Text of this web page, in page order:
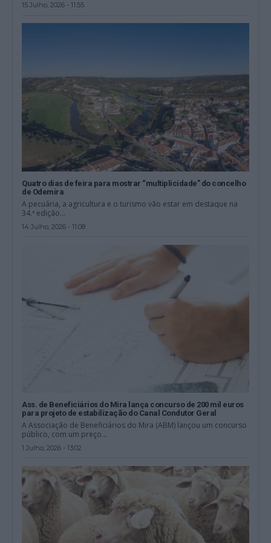
15 Julho, 2026 - 11:55
Quatro dias de feira para mostrar “multiplicidade” do concelho
de Odemira
A pecuária, a agricultura e o turismo vão estar em destaque na
34.ª edição...
14 Julho, 2026 - 11:08
Ass. de Beneficiários do Mira lança concurso de 200 mil euros
para projeto de estabilização do Canal Condutor Geral
A Associação de Beneficiários do Mira (ABM) lançou um concurso
público, com um preço...
1 Julho, 2026 - 13:02